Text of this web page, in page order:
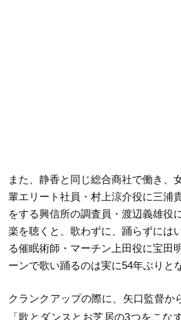
また、静香と同じ総合商社で働き、
輩エリート社員・村上涼介役に三浦
をする興信所の調査員・渡辺義雄役
楽を聴くと、歌わずに、踊らずには
る催眠術師・マーチン上田役に宝田
ーンで歌い踊るのは実に54年ぶりと
クランクアップの際に、矢口監督か
「歌とダンスとお芝居の3つをこな